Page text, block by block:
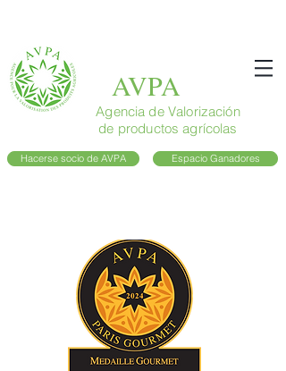
AVPA
Agencia de Valorización
de productos agrícolas
Hacerse socio de AVPA Espacio Ganadores